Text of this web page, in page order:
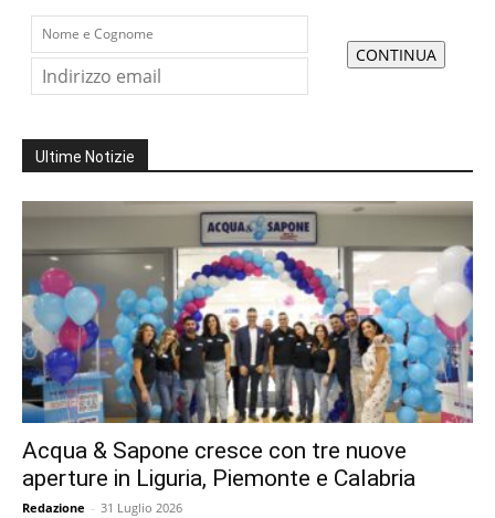
Ultime Notizie
Acqua & Sapone cresce con tre nuove
aperture in Liguria, Piemonte e Calabria
Redazione - 31 Luglio 2026